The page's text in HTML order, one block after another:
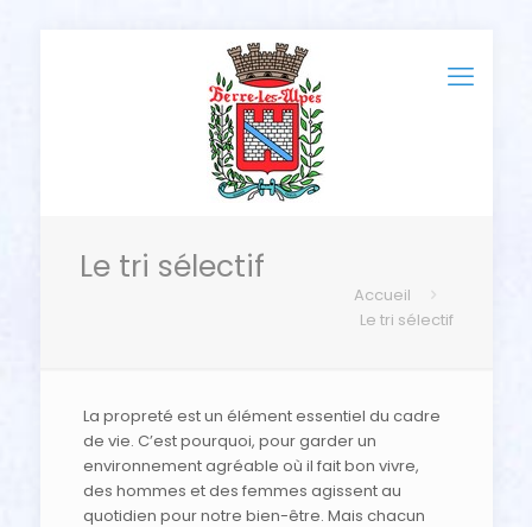
Le tri sélectif
Accueil
Le tri sélectif
La propreté est un élément essentiel du cadre
de vie. C’est pourquoi, pour garder un
environnement agréable où il fait bon vivre,
des hommes et des femmes agissent au
quotidien pour notre bien-être. Mais chacun